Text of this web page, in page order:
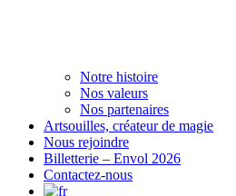
Notre histoire
Nos valeurs
Nos partenaires
Artsouilles, créateur de magie
Nous rejoindre
Billetterie – Envol 2026
Contactez-nous